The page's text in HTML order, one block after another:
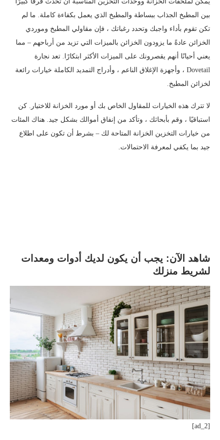
بين المطبخ الجذاب ببساطة والمطبخ الذي يعمل بكفاءة كاملة. ما لم
تكن تقوم بأداء واجبك وتحدد رغباتك ، فإن مقاولي المطبخ وموردي
الخزائن عادةً ما يزودون الخزائن بالميزات التي تزيد من أرباحهم – مما
يعني أحيانًا أنهم يقصرونك على الميزات الأكثر ابتكارًا. تعد نجارة
Dovetail ، وأجهزة الإغلاق الناعم ، وأدراج التمديد الكاملة خيارات رائعة
لخزائن المطبخ.
لا تترك هذه الخيارات للمقاول الخاص بك أو مورد الخزانة للاختيار. كن
استباقيًا ، وقم بأبحاثك ، وتأكد من إنفاق أموالك بشكل جيد. هناك المئات
من خيارات التخزين الخزانة المتاحة لك – بشرط أن تكون على اطلاع
جيد بما يكفي لمعرفة الاحتمالات.
شاهد الآن: يجب أن يكون لديك أدوات ومعدات
لشريط منزلك
[ad_2]